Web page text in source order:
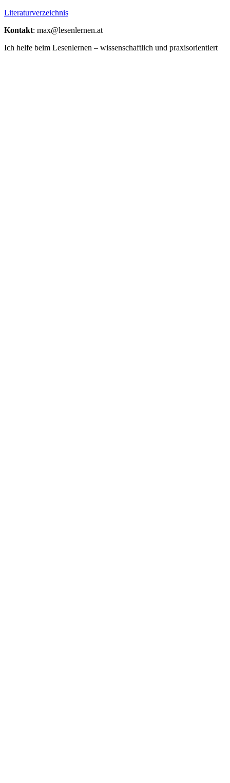
Literaturverzeichnis
Kontakt: max@lesenlernen.at
Ich helfe beim Lesenlernen – wissenschaftlich und praxisorientiert